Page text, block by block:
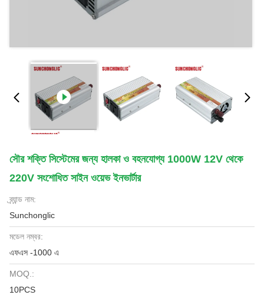
সৌর শক্তি সিস্টেমের জন্য হালকা ও বহনযোগ্য 1000W 12V থেকে
220V সংশোধিত সাইন ওয়েভ ইনভার্টার
ব্র্যান্ড নাম:
Sunchonglic
মডেল নম্বর:
এফএস -1000 এ
MOQ.:
10PCS